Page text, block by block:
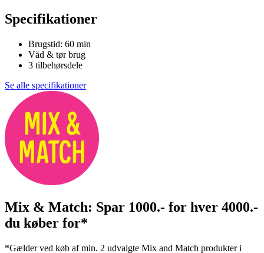
Specifikationer
Brugstid: 60 min
Våd & tør brug
3 tilbehørsdele
Se alle specifikationer
Mix & Match: Spar 1000.- for hver 4000.-
du køber for*
*Gælder ved køb af min. 2 udvalgte Mix and Match produkter i